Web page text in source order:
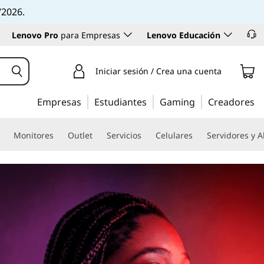
Lenovo Pro para Empresas Lenovo Educación
Iniciar sesión / Crea una cuenta
Empresas Estudiantes Gaming Creadores
Monitores Outlet Servicios Celulares Servidores y